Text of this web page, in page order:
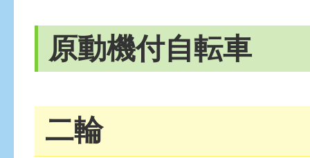
原動機付自転車
二輪